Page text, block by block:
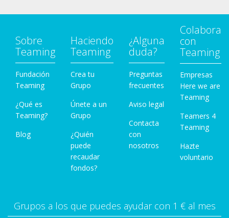
Sobre
Teaming
Fundación
Teaming
¿Qué es
Teaming?
Blog
Haciendo
Teaming
Crea tu
Grupo
Únete a un
Grupo
¿Quién
puede
recaudar
fondos?
¿Alguna
duda?
Preguntas
frecuentes
Aviso legal
Contacta
con
nosotros
Colabora
con
Teaming
Empresas
Here we are
Teaming
Teamers 4
Teaming
Hazte
voluntario
Grupos a los que puedes ayudar con 1 € al mes